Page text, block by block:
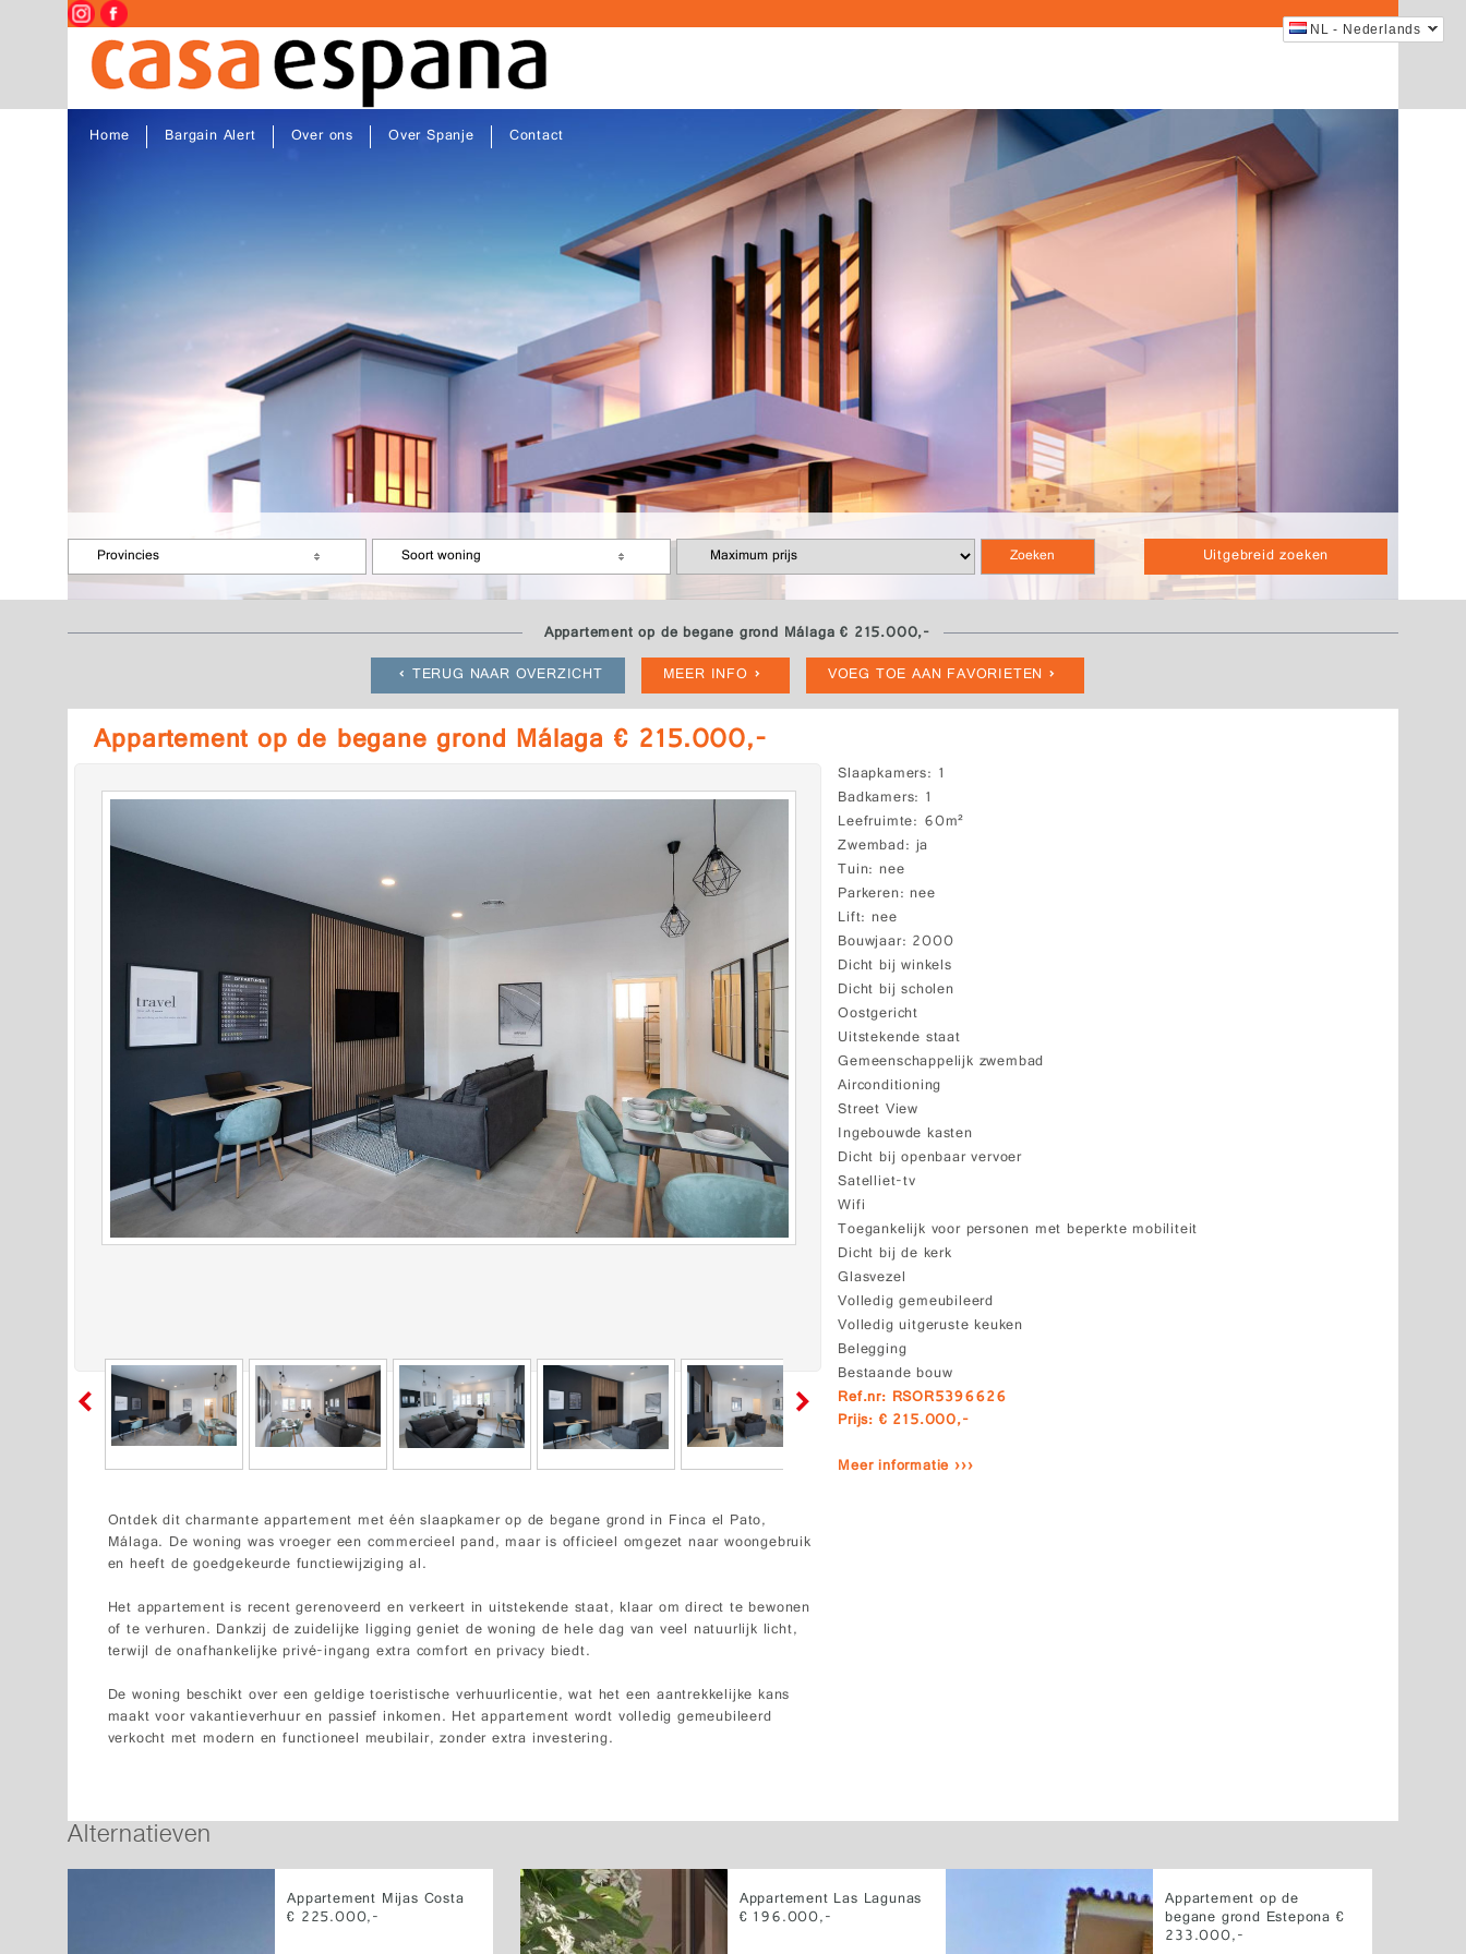
NL - Nederlands
Home Bargain Alert Over ons Over Spanje Contact
Uitgebreid zoeken
Provincies Soort woning
Appartement op de begane grond Málaga € 215.000,-
TERUG NAAR OVERZICHT
MEER INFO VOEG TOE AAN FAVORIETEN
Appartement op de begane grond Málaga € 215.000,-
Slaapkamers 1
Badkamers 1
Leefruimte 60m²
Zwembad ja
Tuin nee
Parkeren nee
Lift nee
Bouwjaar 2000
Dicht bij winkels
Dicht bij scholen
Oostgericht
Uitstekende staat
Gemeenschappelijk zwembad
Airconditioning
Street View
Ingebouwde kasten
Dicht bij openbaar vervoer
Satelliet-tv
Wifi
Toegankelijk voor personen met beperkte mobiliteit
Dicht bij de kerk
Glasvezel
Volledig gemeubileerd
Volledig uitgeruste keuken
Belegging
Bestaande bouw
Ref.nr: RSOR5396626
Prijs: € 215.000,-
Meer informatie ›››
Ontdek dit charmante appartement met één slaapkamer op de begane grond in Finca el Pato,
Málaga. De woning was vroeger een commercieel pand, maar is officieel omgezet naar woongebruik
en heeft de goedgekeurde functiewijziging al.
Het appartement is recent gerenoveerd en verkeert in uitstekende staat, klaar om direct te bewonen
of te verhuren. Dankzij de zuidelijke ligging geniet de woning de hele dag van veel natuurlijk licht,
terwijl de onafhankelijke privé-ingang extra comfort en privacy biedt.
De woning beschikt over een geldige toeristische verhuurlicentie, wat het een aantrekkelijke kans
maakt voor vakantieverhuur en passief inkomen. Het appartement wordt volledig gemeubileerd
verkocht met modern en functioneel meubilair, zonder extra investering.
Alternatieven
Appartement Mijas Costa
€ 225.000,-
Appartement Las Lagunas
€ 196.000,-
Appartement op de
begane grond Estepona €
233.000,-